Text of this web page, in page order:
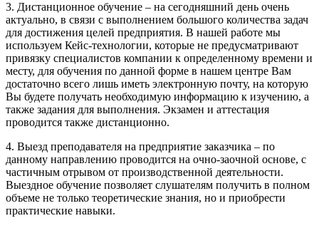
3. Дистанционное обучение – на сегодняшний день очень
актуально, в связи с выполнением большого количества задач
для достижения целей предприятия. В нашей работе мы
используем Кейс-технологии, которые не предусматривают
привязку специалистов компании к определенному времени и
месту, для обучения по данной форме в нашем центре Вам
достаточно всего лишь иметь электронную почту, на которую
Вы будете получать необходимую информацию к изучению, а
также задания для выполнения. Экзамен и аттестация
проводится также дистанционно.
4. Выезд преподавателя на предприятие заказчика – по
данному направлению проводится на очно-заочной основе, с
частичным отрывом от производственной деятельности.
Выездное обучение позволяет слушателям получить в полном
объеме не только теоретические знания, но и приобрести
практические навыки.